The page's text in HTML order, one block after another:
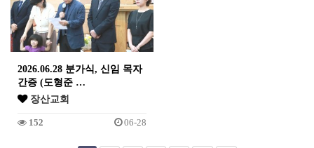
2026.06.28 분가식, 신임 목자
간증 (도형준 …
장산교회
152 06-28